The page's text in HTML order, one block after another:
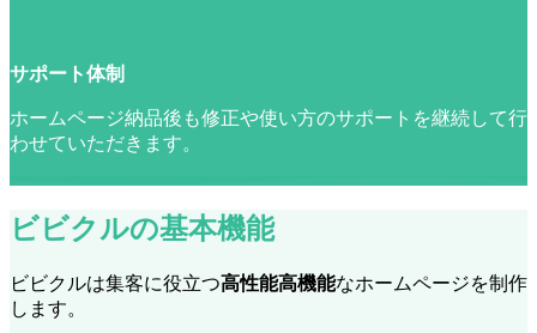
サポート体制
ホームページ納品後も修正や使い方のサポートを継続して行
わせていただきます。
ビビクルの基本機能
ビビクルは集客に役立つ高性能高機能なホームページを制作
します。